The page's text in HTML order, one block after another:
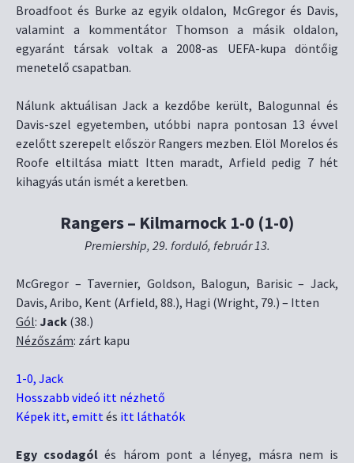
Broadfoot és Burke az egyik oldalon, McGregor és Davis,
valamint a kommentátor Thomson a másik oldalon,
egyaránt társak voltak a 2008-as UEFA-kupa döntőig
menetelő csapatban.
Nálunk aktuálisan Jack a kezdőbe került, Balogunnal és
Davis-szel egyetemben, utóbbi napra pontosan 13 évvel
ezelőtt szerepelt először Rangers mezben. Elöl Morelos és
Roofe eltiltása miatt Itten maradt, Arfield pedig 7 hét
kihagyás után ismét a keretben.
Rangers – Kilmarnock 1-0 (1-0)
Premiership, 29. forduló, február 13.
McGregor – Tavernier, Goldson, Balogun, Barisic – Jack,
Davis, Aribo, Kent (Arfield, 88.), Hagi (Wright, 79.) – Itten
Gól: Jack (38.)
Nézőszám: zárt kapu
1-0, Jack
Hosszabb videó itt nézhető
Képek itt, emitt és itt láthatók
Egy csodagól és három pont a lényeg, másra nem is